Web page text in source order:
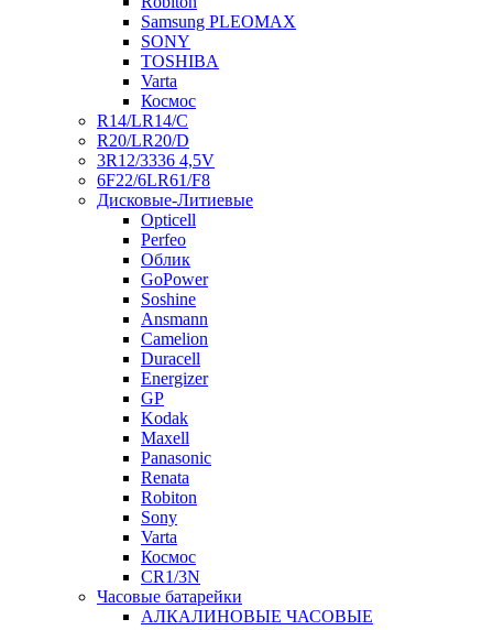
Samsung PLEOMAX
SONY
TOSHIBA
Varta
Космос
R14/LR14/C
R20/LR20/D
3R12/3336 4,5V
6F22/6LR61/F8
Дисковые-Литиевые
Opticell
Perfeo
Облик
GoPower
Soshine
Ansmann
Camelion
Duracell
Energizer
GP
Kodak
Maxell
Panasonic
Renata
Robiton
Sony
Varta
Космос
CR1/3N
Часовые батарейки
АЛКАЛИНОВЫЕ ЧАСОВЫЕ